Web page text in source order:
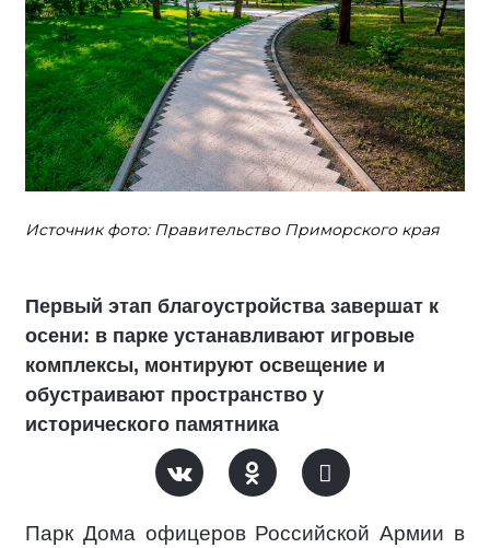
Источник фото: Правительство Приморского края
Первый этап благоустройства завершат к
осени: в парке устанавливают игровые
комплексы, монтируют освещение и
обустраивают пространство у
исторического памятника
Парк Дома офицеров Российской Армии в